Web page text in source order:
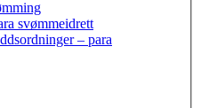
svømmeidrett
– para